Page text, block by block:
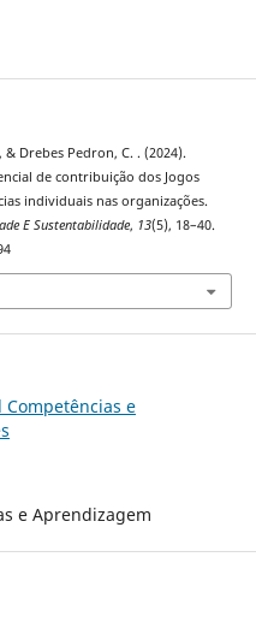
& Drebes Pedron, C. . (2024).
de contribuição dos Jogos
individuais nas organizações.
E Sustentabilidade, 13(5), 18–40.
Competências e
e Aprendizagem